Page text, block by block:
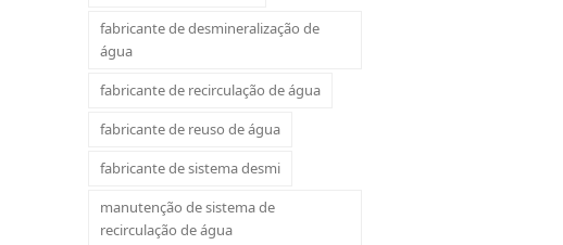
fabricante de desmineralização de
água
fabricante de recirculação de água
fabricante de reuso de água
fabricante de sistema desmi
manutenção de sistema de
recirculação de água